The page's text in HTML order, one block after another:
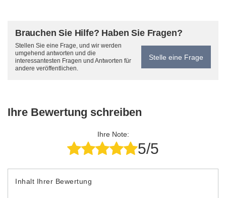
Brauchen Sie Hilfe? Haben Sie Fragen?
Stellen Sie eine Frage, und wir werden
umgehend antworten und die
interessantesten Fragen und Antworten für
andere veröffentlichen.
Stelle eine Frage
Ihre Bewertung schreiben
Ihre Note:
5/5
Inhalt Ihrer Bewertung